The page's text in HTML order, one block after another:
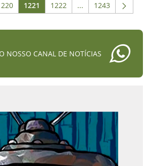
intermediárias Usar ABA para navegar.
Página Página
1221 Página
1222 ...PáginasPágina
1243
NOSSO CANAL DE NOTÍCIAS